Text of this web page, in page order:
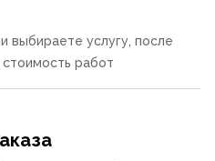
выбираете услугу, после
работ